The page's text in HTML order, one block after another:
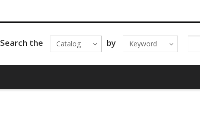
Search the Catalog by Keyword